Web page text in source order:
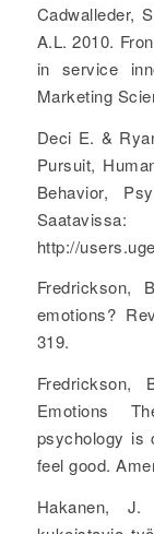
Cadwalleder,
A.L. 2010.
in service
Marketing
Deci E. &
Pursuit,
Behavior,
Saatavissa:
http://
Fredrickson,
emotions?
319.
Emotions
psychology is
feel good.
Hakanen,